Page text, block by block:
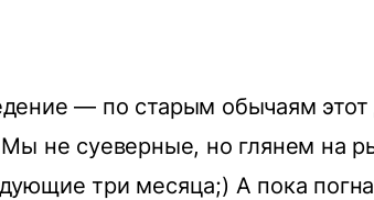
— по старым обычаям этот
не суеверные, но глянем на
три месяца;) А пока